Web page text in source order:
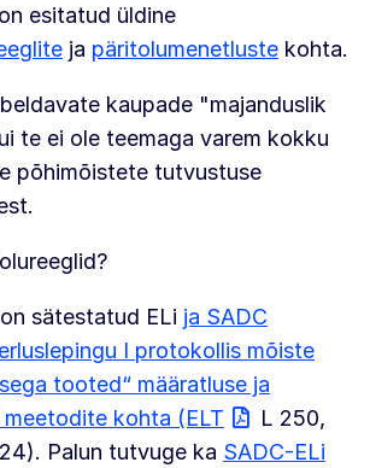
esitatud üldine
ja päritolumenetluste kohta.
kaupade "majanduslik
te ei ole teemaga varem kokku
põhimõistete tutvustuse
sätestatud ELi ja SADC
I protokollis mõiste
tooted“ määratluse ja
kohta (ELT
L 250,
Palun tutvuge ka SADC-ELi